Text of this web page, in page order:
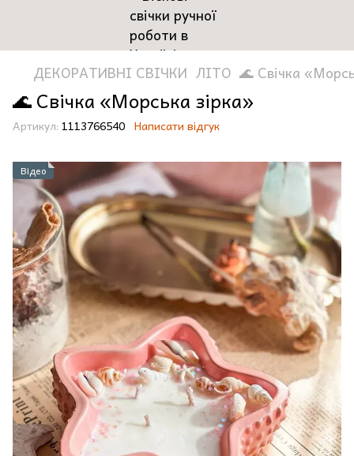
ДЕКОРАТИВНІ СВІЧКИ ЛІТО 🌊 Свічка
🌊 Свічка «Морська зірка»
Артикул: 1113766540 Написати відгук
Відео